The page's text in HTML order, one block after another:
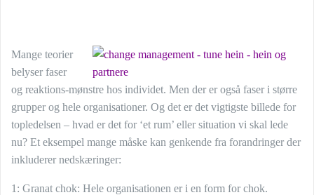
Mange teorier
belyser faser
og reaktions-mønstre hos individet. Men der er også faser i større
grupper og hele organisationer. Og det er det vigtigste billede for
topledelsen – hvad er det for ‘et rum’ eller situation vi skal lede
nu? Et eksempel mange måske kan genkende fra forandringer der
inkluderer nedskæringer:
1: Granat chok: Hele organisationen er i en form for chok.